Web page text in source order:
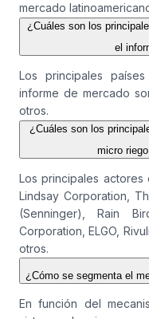
mercado
¿Cuáles son los
el
Los principales
informe de mercado
otros.
¿Cuáles son los
micro
Los principales actores
Lindsay Corporation,
(Senninger), Rain
Corporation, ELGO,
otros.
¿Cómo se segmenta el
En función del